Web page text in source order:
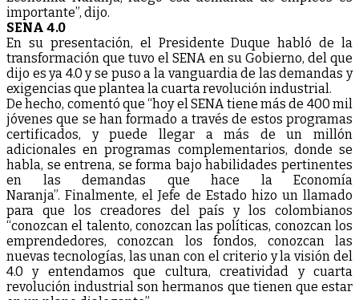
importante”, dijo.
SENA 4.0
En su presentación, el Presidente Duque habló de la
transformación que tuvo el SENA en su Gobierno, del que
dijo es ya 4.0 y se puso a la vanguardia de las demandas y
exigencias que plantea la cuarta revolución industrial.
De hecho, comentó que “hoy el SENA tiene más de 400 mil
jóvenes que se han formado a través de estos programas
certificados, y puede llegar a más de un millón
adicionales en programas complementarios, donde se
habla, se entrena, se forma bajo habilidades pertinentes
en las demandas que hace la Economía
Naranja”. Finalmente, el Jefe de Estado hizo un llamado
para que los creadores del país y los colombianos
“conozcan el talento, conozcan las políticas, conozcan los
emprendedores, conozcan los fondos, conozcan las
nuevas tecnologías, las unan con el criterio y la visión del
4.0 y entendamos que cultura, creatividad y cuarta
revolución industrial son hermanos que tienen que estar